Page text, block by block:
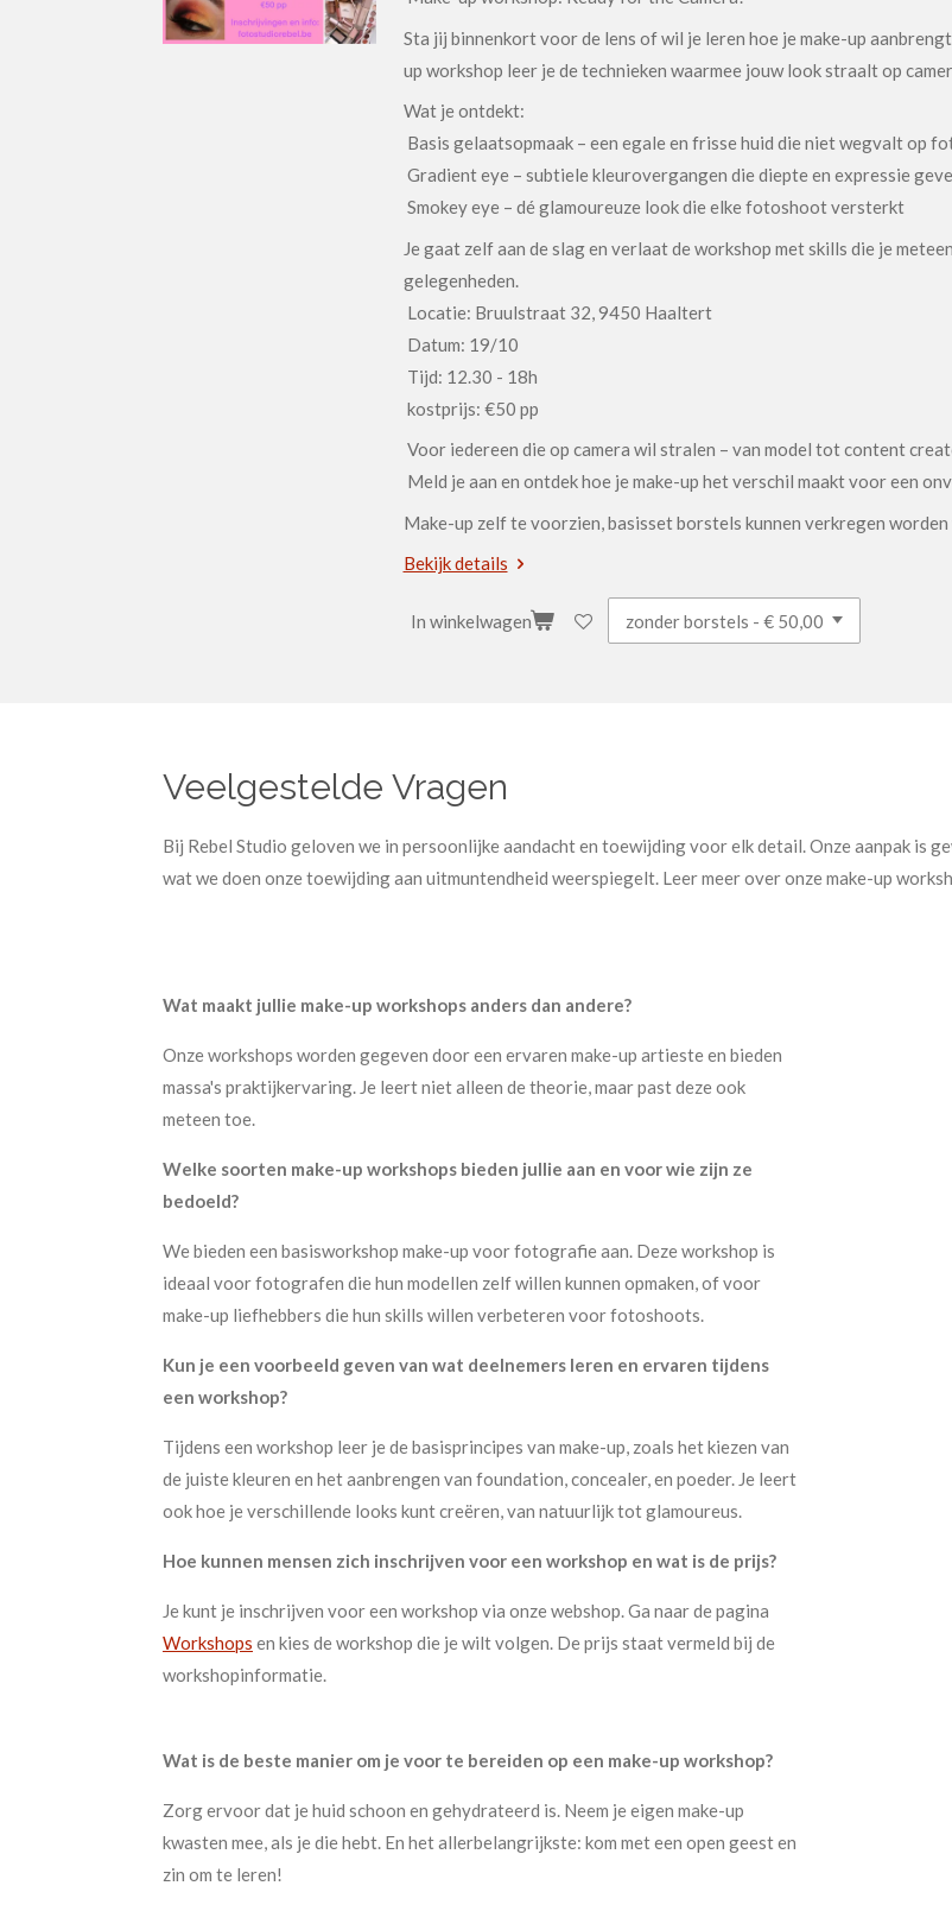
Sta jij binnenkort voor de lens of wil je leren hoe je make-up
up workshop leer je de technieken waarmee jouw look straalt op
Wat je ontdekt:
Basis gelaatsopmaak – een egale en frisse huid die niet wegvalt op
Gradient eye – subtiele kleurovergangen die diepte en expressie
Smokey eye – dé glamoureuze look die elke fotoshoot versterkt
Je gaat zelf aan de slag en verlaat de workshop met skills die je
gelegenheden.
Locatie: Bruulstraat 32, 9450 Haaltert
Datum: 19/10
Tijd: 12.30 - 18h
kostprijs: €50 pp
Voor iedereen die op camera wil stralen – van model tot content
Meld je aan en ontdek hoe je make-up het verschil maakt voor een
Make-up zelf te voorzien, basisset borstels kunnen verkregen
Bekijk details
In winkelwagen
Veelgestelde Vragen
Bij Rebel Studio geloven we in persoonlijke aandacht en toewijding voor elk detail. Onze aanpak
wat we doen onze toewijding aan uitmuntendheid weerspiegelt. Leer meer over onze make-up
Wat maakt jullie make-up workshops anders dan andere?
Onze workshops worden gegeven door een ervaren make-up artieste en bieden
massa's praktijkervaring. Je leert niet alleen de theorie, maar past deze ook
meteen toe.
Welke soorten make-up workshops bieden jullie aan en voor wie zijn ze
bedoeld?
We bieden een basisworkshop make-up voor fotografie aan. Deze workshop is
ideaal voor fotografen die hun modellen zelf willen kunnen opmaken, of voor
make-up liefhebbers die hun skills willen verbeteren voor fotoshoots.
Kun je een voorbeeld geven van wat deelnemers leren en ervaren tijdens
een workshop?
Tijdens een workshop leer je de basisprincipes van make-up, zoals het kiezen van
de juiste kleuren en het aanbrengen van foundation, concealer, en poeder. Je leert
ook hoe je verschillende looks kunt creëren, van natuurlijk tot glamoureus.
Hoe kunnen mensen zich inschrijven voor een workshop en wat is de prijs?
Je kunt je inschrijven voor een workshop via onze webshop. Ga naar de pagina
Workshops en kies de workshop die je wilt volgen. De prijs staat vermeld bij de
workshopinformatie.
Wat is de beste manier om je voor te bereiden op een make-up workshop?
Zorg ervoor dat je huid schoon en gehydrateerd is. Neem je eigen make-up
kwasten mee, als je die hebt. En het allerbelangrijkste: kom met een open geest en
zin om te leren!